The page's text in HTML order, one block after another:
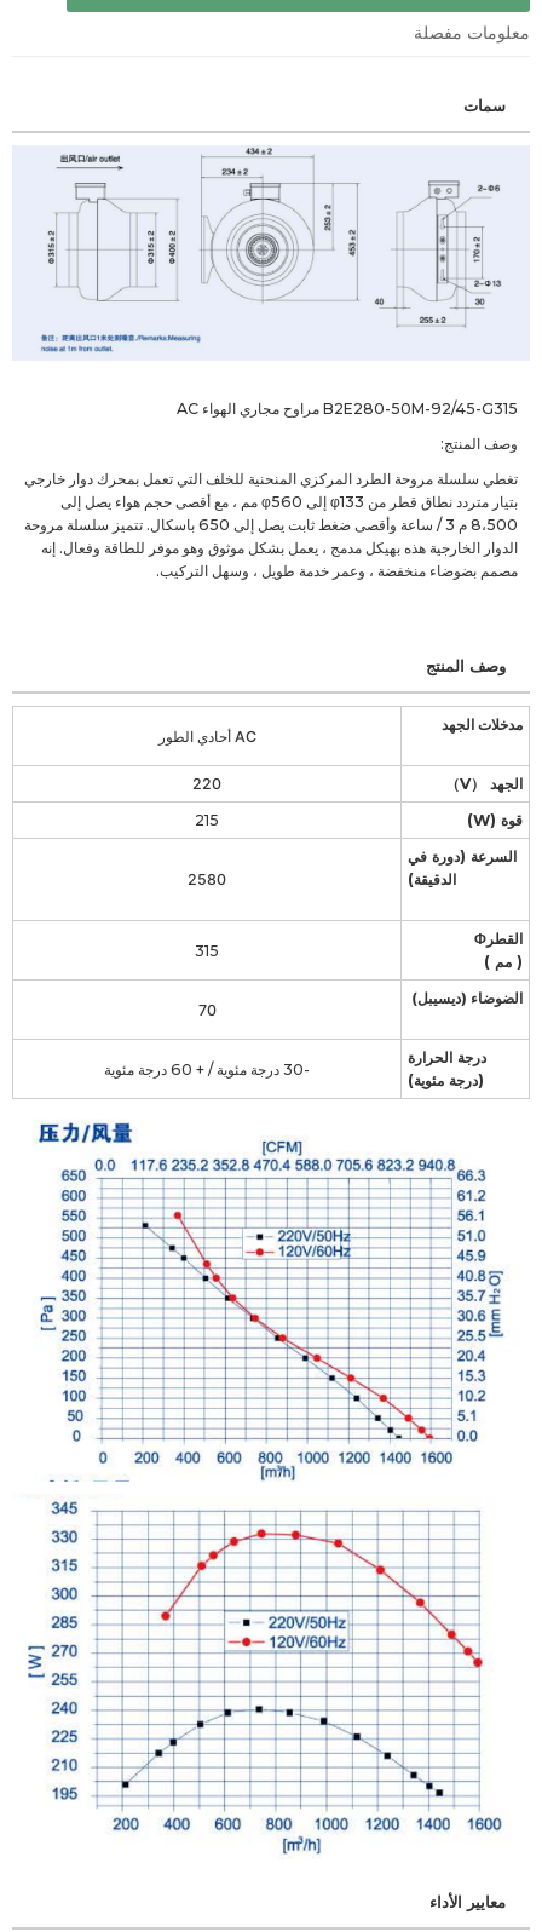
معلومات مفصلة
سمات
B2E280-50M-92/45-G315 مراوح مجاري الهواء AC
وصف المنتج:
تغطي سلسلة مروحة الطرد المركزي المنحنية للخلف التي تعمل بمحرك دوار خارجي
بتيار متردد نطاق قطر من φ133 إلى φ560 مم ، مع أقصى حجم هواء يصل إلى
8،500 م 3 / ساعة وأقصى ضغط ثابت يصل إلى 650 باسكال. تتميز سلسلة مروحة
الدوار الخارجية هذه بهيكل مدمج ، يعمل بشكل موثوق وهو موفر للطاقة وفعال. إنه
مصمم بضوضاء منخفضة ، وعمر خدمة طويل ، وسهل التركيب.
وصف المنتج
مدخلات الجهد
AC أحادي الطور
الجهد （V）
220
قوة (W)
215
السرعة (دورة في
الدقيقة)
2580
القطرΦ
( مم )
315
الضوضاء (ديسيبل)
70
درجة الحرارة
(درجة مئوية)
-30 درجة مئوية / + 60 درجة مئوية
معايير الأداء